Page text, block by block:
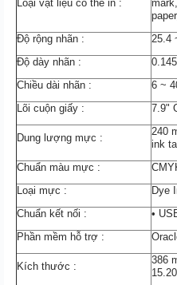
Loại vật liệu có thể in :
Độ rộng nhãn :
25.4
Độ dày nhãn :
Chiều dài nhãn :
6 ~
Lõi cuộn giấy :
7.9"
Dung lượng mực :
240
ink
Chuẩn màu mực :
Loại mực :
Dye
Chuẩn kết nối :
•
Phần mềm hỗ trợ :
Kích thước :
386